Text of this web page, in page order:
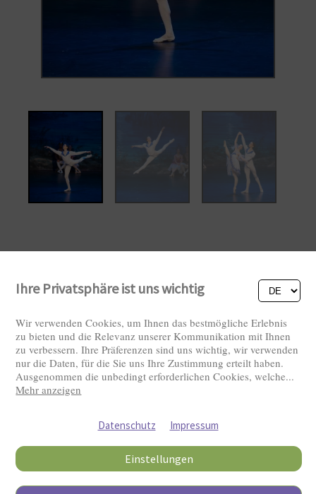
Ihre Privatsphäre ist uns wichtig
Wir verwenden Cookies, um Ihnen das bestmögliche Erlebnis
zu bieten und die Relevanz unserer Kommunikation mit Ihnen
zu verbessern. Ihre Präferenzen sind uns wichtig, wir verwenden
nur die Daten, für die Sie uns Ihre Zustimmung erteilt haben.
Ausgenommen die unbedingt erforderlichen Cookies, welche...
Mehr anzeigen
Datenschutz Impressum
Einstellungen